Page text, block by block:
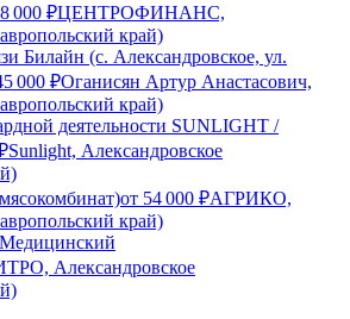
000 ₽ЦЕНТРОФИНАНС,
край)
Билайн (с. Александровское, ул.
000 ₽Оганисян Артур Анастасович,
край)
деятельности SUNLIGHT /
Sunlight, Александровское
от 54 000 ₽АГРИКО,
край)
Александровское